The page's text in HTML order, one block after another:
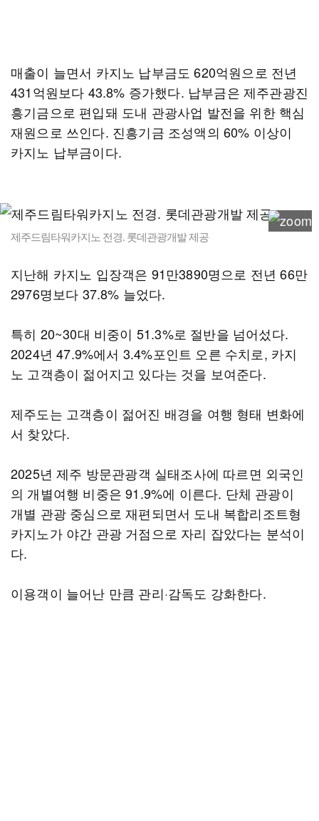
매출이 늘면서 카지노 납부금도 620억원으로 전년
431억원보다 43.8% 증가했다. 납부금은 제주관광진
흥기금으로 편입돼 도내 관광사업 발전을 위한 핵심
재원으로 쓰인다. 진흥기금 조성액의 60% 이상이
카지노 납부금이다.
제주드림타워카지노 전경. 롯데관광개발 제공
지난해 카지노 입장객은 91만3890명으로 전년 66만
2976명보다 37.8% 늘었다.
특히 20~30대 비중이 51.3%로 절반을 넘어섰다.
2024년 47.9%에서 3.4%포인트 오른 수치로, 카지
노 고객층이 젊어지고 있다는 것을 보여준다.
제주도는 고객층이 젊어진 배경을 여행 형태 변화에
서 찾았다.
2025년 제주 방문관광객 실태조사에 따르면 외국인
의 개별여행 비중은 91.9%에 이른다. 단체 관광이
개별 관광 중심으로 재편되면서 도내 복합리조트형
카지노가 야간 관광 거점으로 자리 잡았다는 분석이
다.
이용객이 늘어난 만큼 관리·감독도 강화한다.